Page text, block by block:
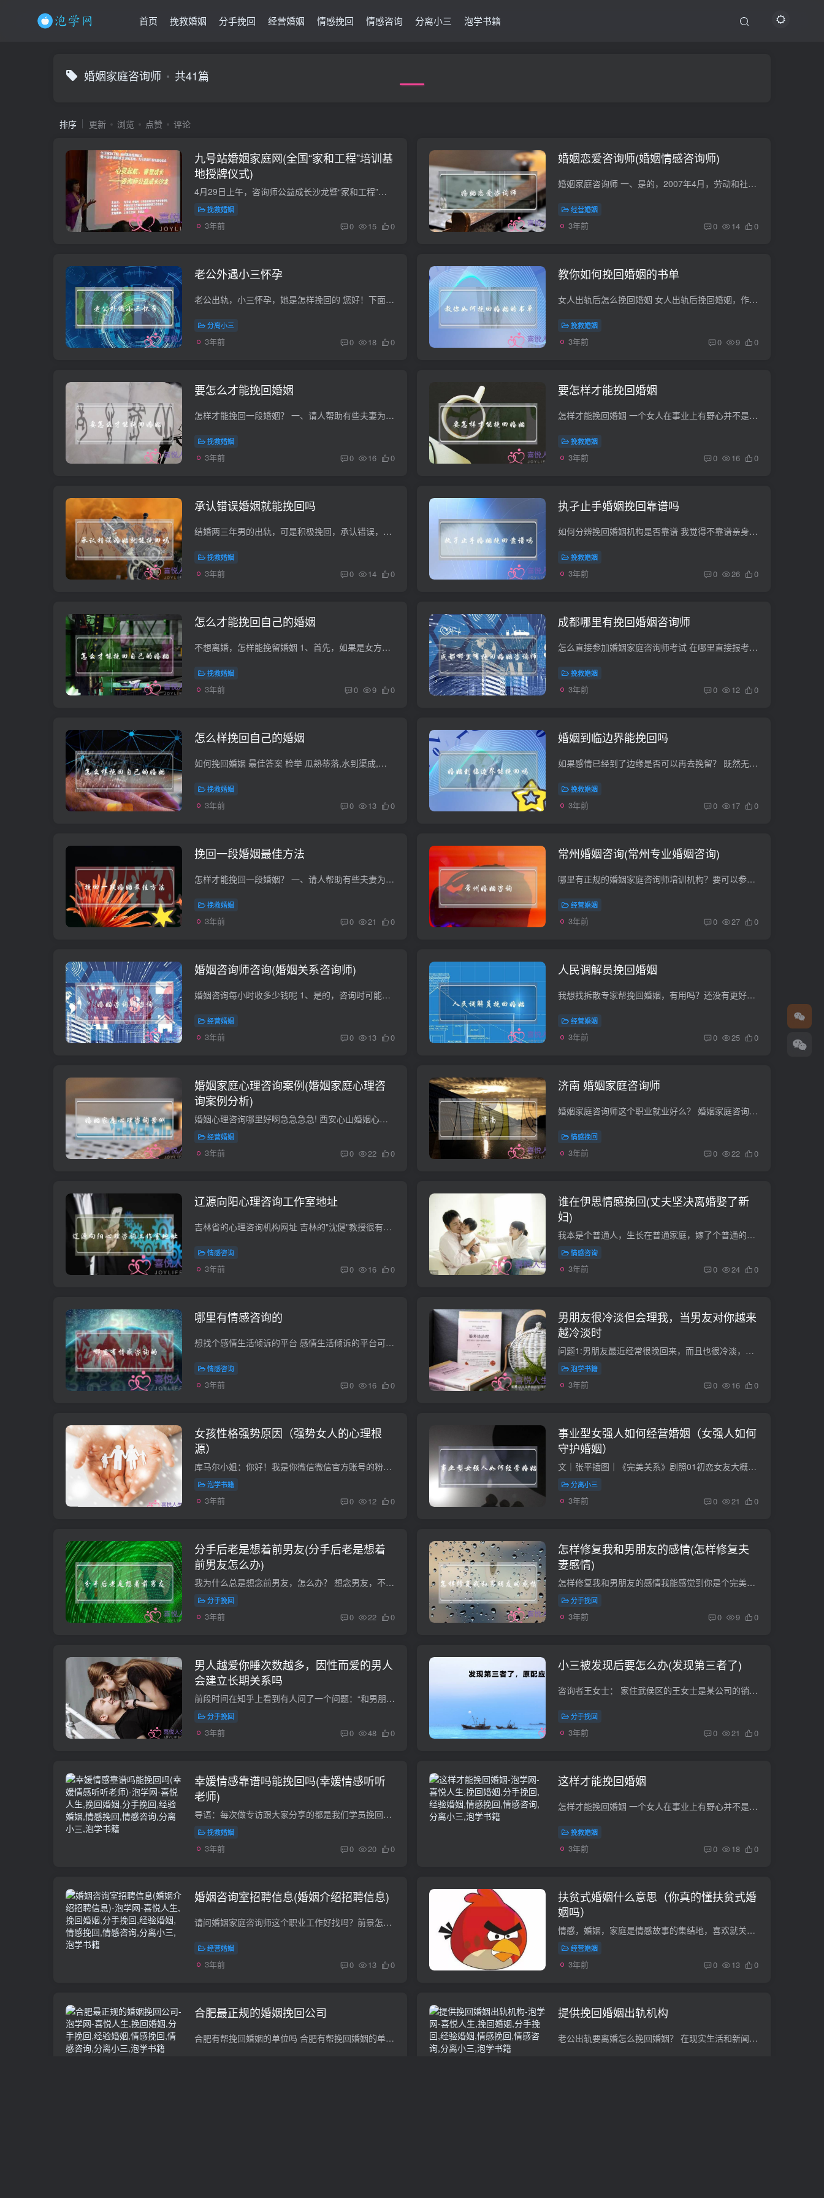
首页 挽救婚姻 分手挽回 经营婚姻 情感挽回 情感咨询 分离小三 泡学书籍
婚姻家庭咨询师 共41篇
排序 更新 浏览 点赞 评论
九号站婚姻家庭网(全国“家和工程”培训基
地授牌仪式)
4月29日上午，咨询师公益成长沙龙暨“家和工程”培训基地授牌仪式在闵行区金棕榈文化艺术专修学校举行，中国咨询师成长训练基地、九号站闵行基地启动仪式也同时举行。中国社会工作联合会婚姻家...
挽救婚姻
3年前 0 15 0
婚姻恋爱咨询师(婚姻情感咨询师)
婚姻家庭咨询师 一、是的，2007年4月，劳动和社会保障部公布了我国第九批新职业，“婚姻家庭咨询师”名列其中。连带的标准定义为：为在恋爱、婚姻和家庭生活中遇到各种问题的求助者提供咨询服务...
经营婚姻
3年前 0 14 0
老公外遇小三怀孕
老公出轨，小三怀孕，她是怎样挽回的 您好！下面是《老公出轨，小三怀孕，她是怎样挽回的》的原文，现复制粘贴于此，供您阅读。 老公出轨让她承受了太长时间、太多的痛苦，从怀疑到证实，从老公...
分离小三
3年前 0 18 0
教你如何挽回婚姻的书单
女人出轨后怎么挽回婚姻 女人出轨后挽回婚姻，作为男方首先要找原因，同时要告诉对方那样做是不对的，如果引起双方感情确实破裂，没有和好可能，情节严重，涉嫌重婚罪的，离婚时可以要求女人方...
挽救婚姻
3年前 0 9 0
要怎么才能挽回婚姻
怎样才能挽回一段婚姻？ 一、请人帮助有些夫妻为了维护自己的自尊心，不轻易向对方妥协，坚持要让对方主动找自己说话。这种情况下，最好用请人帮忙的办法，比如找一个专业的婚姻家庭咨询师来主...
挽救婚姻
3年前 0 16 0
要怎样才能挽回婚姻
怎样才能挽回婚姻 一个女人在事业上有野心并不是一件好事 而一个男人在事业上有野心就会被视为理所应当 这种想法应该归结于男人和女人的本质区别 在当今社会如果你是一个没有野心的女人而你嫁给...
挽救婚姻
3年前 0 16 0
承认错误婚姻就能挽回吗
结婚两三年男的出轨，可是积极挽回，承认错误，一般这种婚姻能继续吗？？？还能幸福多少？ 真正的浪子回头就可以金不换，如果发现藕断丝连，果断挥慧剑，斩情思！自己也可以活得很精彩！加油！...
挽救婚姻
3年前 0 14 0
执孑止手婚姻挽回靠谱吗
如何分辨挽回婚姻机构是否靠谱 我觉得不靠谱亲身经历。去年8月份我的婚姻出现了问题又不甘心让家庭破裂。就网上找到了一家婚姻挽回机构承诺的非常好，花费9300元，她们教：如何改变自己，如何与...
挽救婚姻
3年前 0 26 0
怎么才能挽回自己的婚姻
不想离婚，怎样能挽留婚姻 1、首先，如果是女方不想离婚，那应该首先看是否具备法定的不能离婚事由，我国婚姻法明确规定，女方在怀孕期、终止壬辰半年内、哺乳期内的，男方是不能够向法院提出离...
挽救婚姻
3年前 0 9 0
成都哪里有挽回婚姻咨询师
怎么直接参加婚姻家庭咨询师考试 在哪里直接报考 一般来说，国家不接受个人报名，基本上都要通过培训，取得相应的培训证书才可以报考参加职业资格考试了，报名也只能只能通过培训机构报名...
挽救婚姻
3年前 0 12 0
怎么样挽回自己的婚姻
如何挽回婚姻 最佳答案 检举 瓜熟蒂落,水到渠成,没有任何技巧和勉强的成分,自然就形成.情感也是一样,必须是完全成熟的感情,才能支撑着两个人在漫长的生活道路上走的更远,能够面对的更多问题和考...
挽救婚姻
3年前 0 13 0
婚姻到临边界能挽回吗
如果感情已经到了边缘是否可以再去挽留？ 既然无法挽留,为什么不试着放下呢..试着给她最后的疼爱是手放开,挽留的来的是同情如果爱那就去争取啊许多的事情，总是在经历过以后才会懂得。一如感情...
挽救婚姻
3年前 0 17 0
挽回一段婚姻最佳方法
怎样才能挽回一段婚姻？ 一、请人帮助有些夫妻为了维护自己的自尊心，不轻易向对方妥协，坚持要让对方主动找自己说话。这种情况下，最好用请人帮忙的办法，比如找一个专业的婚姻家庭咨询师来主...
挽救婚姻
3年前 0 21 0
常州婚姻咨询(常州专业婚姻咨询)
哪里有正规的婚姻家庭咨询师培训机构？要可以参加资格考试、取得国家劳动与社会保障部颁发的职业资格证书 百合网是中国婚姻家庭研究会唯一授权的单位，电话咨询：010-59796556 常州婚介哪家好，...
经营婚姻
3年前 0 27 0
婚姻咨询师咨询(婚姻关系咨询师)
婚姻咨询每小时收多少钱呢 1、是的，咨询时可能要出示证件的。 2、婚姻咨询的现在很多了，看你是自己开的，还是和人开的了。一般就是需要一间接待室，一间咨询室，1张办公桌，一张咨询桌，6张椅...
经营婚姻
3年前 0 13 0
人民调解员挽回婚姻
我想找拆散专家帮挽回婚姻，有用吗？还没有更好的办法？ 可能他们也只能帮你击退小三，但是你老公的心也未必会重新回到你身上。个人觉得更好的办法是，找挽回专家，例如深圳破镜重圆公司这样的...
经营婚姻
3年前 0 25 0
婚姻家庭心理咨询案例(婚姻家庭心理咨
询案例分析)
婚姻心理咨询哪里好啊急急急急! 西安心山婚姻心理工作室啊!他们是专做这方面的，特别是他们的首席专家李心山师更是专注于此十几年了，成功案例近千，电视、报纸都请过他的，在西安是最资深权威...
经营婚姻
3年前 0 22 0
济南 婚姻家庭咨询师
婚姻家庭咨询师这个职业就业好么？ 婚姻家庭咨询师是一个新兴职业，是中国国家人力资源和社会保障部于2007年4月批准的职业，是目前中国婚姻家庭咨询领域唯一的国家级职业。2009年6月21日，在北...
情感挽回
3年前 0 22 0
辽源向阳心理咨询工作室地址
吉林省的心理咨询机构网址 吉林的"沈健"教授很有名气,目前他是吉林市度心理协会的副理事长兼秘书长,专业回是社会心理及青少年心理,很专业,还精通催眠. 预约电话:0432-5580686 地址:高...
情感咨询
3年前 0 16 0
谁在伊思情感挽回(丈夫坚决离婚娶了新
妇)
我本是个普通人，生长在普通家庭，嫁了个普通的男人，生了个不算优秀但我极其满意的儿子。我可能就是网上年轻人们爱吐槽的那种中国式女人了，从小到大没给父母带来什么荣耀，当然也带来什么麻烦...
情感咨询
3年前 0 24 0
哪里有情感咨询的
想找个感情生活倾诉的平台 感情生活倾诉的平台可以去新浪show啊，新浪show有专门的情感版块，对于像楼主这样的情况，既可以在多人的房间找人交流咨询，也可以去个聊房间，当然还可以去心理咨询...
情感咨询
3年前 0 16 0
男朋友很冷淡但会理我，当男友对你越来
越冷淡时
问题1:男朋友最近经常很晚回来，而且也很冷淡，实在受不了，就跟他吵架了，结果他就离家出走了，把我删掉了。到目前为止，他没有添加我，也没有联系我。我现在很难过。希望男朋友能回来。我该怎...
泡学书籍
3年前 0 16 0
女孩性格强势原因（强势女人的心理根
源）
库马尔小姐：你好！我是你微信微信官方账号的粉丝。现在我的婚姻生活出了问题。当我在新浪微博偶然发现你的博客时，我觉得受到了启发，看到了希望，所以我给你写信。当我到了中年，我和我丈夫被...
泡学书籍
3年前 0 12 0
事业型女强人如何经营婚姻（女强人如何
守护婚姻）
文｜张平插图｜《完美关系》剧照01初恋女友大概是每一个男人心中永远无法忘怀的人，即使这个男人已经结婚，但也总会在心底的深处给这个女人留有一个位置。有些人虽然错过了，我们依旧会想念，这...
分离小三
3年前 0 21 0
分手后老是想着前男友(分手后老是想着
前男友怎么办)
我为什么总是想念前男友，怎么办？ 想念男友，不同的情况有不同做法： 一、你未婚他未娶 1、因误会分开 如果大家是因为误会而分开，你不妨直接去找他，告知她你的想法，看大家是否有在一起的机...
分手挽回
3年前 0 22 0
怎样修复我和男朋友的感情(怎样修复夫
妻感情)
怎样修复我和男朋友的感情我能感觉到你是个完美主义者。事事希望完美，有半点瑕疵就不知所错。半年和一辈子，哪个长哪个短我想你应该明白吧！如果你男友真没什么，那你觉得他有必要生气吗？关于...
分手挽回
3年前 0 9 0
男人越爱你睡次数越多，因性而爱的男人
会建立长期关系吗
前段时间在知乎上看到有人问了一个问题：“和男朋友住在一起，一个月只做爱两次是什么体验？”下面有人回答：“我前男友是这样的。大部分都是我自己主动的。如果我主动，我一个月会被拒绝三四次...
分手挽回
3年前 0 48 0
小三被发现后要怎么办(发现第三者了)
咨询者王女士： 家住武侯区的王女士是某公司的销售，能力也不错，一直都是公司重点培养对象，她的老公张先生是武侯区某公营单位的技术骨干，素日里话不多说，喜欢看一些和作业有关的书本，她们...
分手挽回
3年前 0 21 0
幸媛情感靠谱吗能挽回吗(幸媛情感听听
老师)
导语：每次做专访跟大家分享的都是我们学员挽回的故事，但今天我们来点儿不一样的，分享一个有关老师的挽回故事。之所以做这个分享，是因为老师过去的经历过于让人震惊，她居然对同一个男人挽回...
挽救婚姻
3年前 0 20 0
这样才能挽回婚姻
怎样才能挽回婚姻 一个女人在事业上有野心并不是一件好事 而一个男人在事业上有野心就会被视为理所应当 这种想法应该归结于男人和女人的本质区别 在当今社会如果你是一个没有野心的女人而你嫁给...
挽救婚姻
3年前 0 18 0
婚姻咨询室招聘信息(婚姻介绍招聘信息)
请问婚姻家庭咨询师这个职业工作好找吗？前景怎样啊？我也想学，做得好能赚钱吗，请问你现在的 情况怎样啊 “婚姻家庭咨询师”是人力资源和社会保障部于2007年4月批准的新职业，也是目前中...
经营婚姻
3年前 0 13 0
扶贫式婚姻什么意思（你真的懂扶贫式婚
姻吗）
情感，婚姻，家庭是情感故事的集结地，喜欢就关注我，关注纷纭万象的婚姻情感世界。张平｜文不知道从什么时候开始出现了“扶贫式婚姻”这个词，和家境无关，一般是指婚姻的一方，只知道索取另一...
经营婚姻
3年前 0 13 0
合肥最正规的婚姻挽回公司
合肥有帮挽回婚姻的单位吗 合肥有帮挽回婚姻的单位吗你说的挽回婚姻单位是当地妇联吧！一般当地妇联都管婚姻这方面的问题自己直接去当地问问 合肥正规婚介指南，哪几家较好 合肥正规婚介应有十...
提供挽回婚姻出轨机构
老公出轨要离婚怎么挽回婚姻？ 在现实生活和新闻当中，我们不止一次的看到这样的事情出现。老公出轨了，那对妻子来说是选择离婚还是应该挽回，这是一个非常煎熬的问题。 首先，认真审视两...